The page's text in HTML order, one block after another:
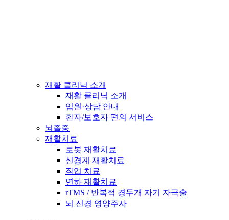
재활 클리닉 소개
재활 클리닉 소개
입원·상담 안내
환자/보호자 편의 서비스
뇌졸중
재활치료
로봇 재활치료
신경계 재활치료
작업 치료
연하 재활치료
rTMS / 반복적 경두개 자기 자극술
뇌 신경 영양주사